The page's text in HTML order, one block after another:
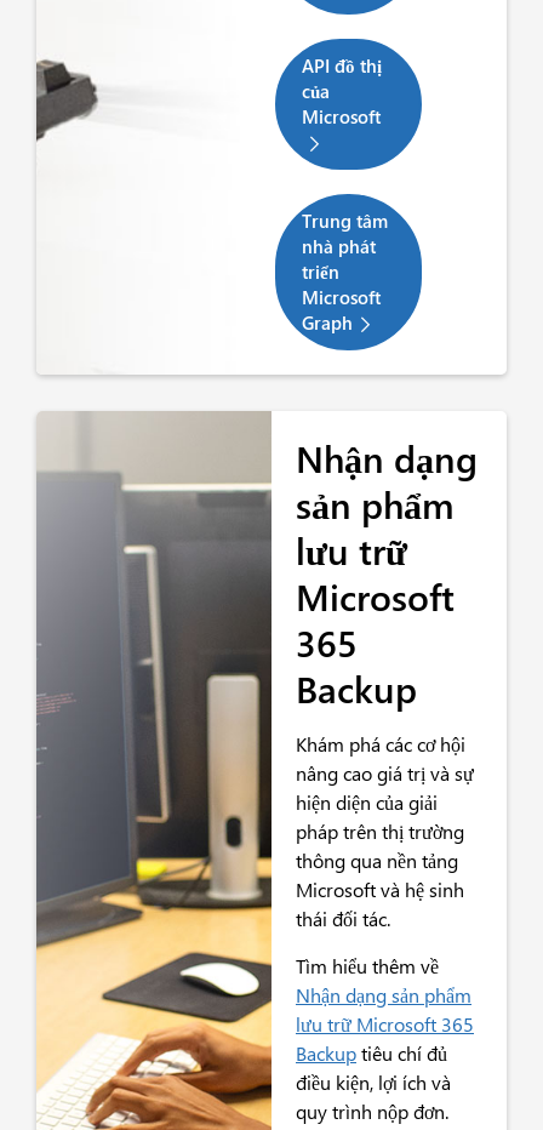
API đồ thị
của
Microsoft
Trung tâm
nhà phát
triển
Microsoft
Graph
Nhận dạng
sản phẩm
lưu trữ
Microsoft
365
Backup
Khám phá các cơ hội
nâng cao giá trị và sự
hiện diện của giải
pháp trên thị trường
thông qua nền tảng
Microsoft và hệ sinh
thái đối tác.
Tìm hiểu thêm về
Nhận dạng sản phẩm
lưu trữ Microsoft 365
Backuptiêu chí đủ
điều kiện, lợi ích và
quy trình nộp đơn.